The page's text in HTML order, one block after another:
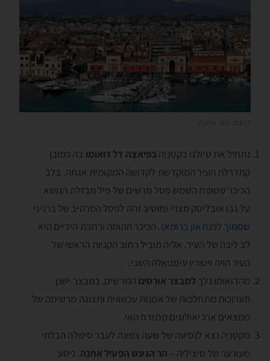
נתחיל את טיולנו בקטָנְיָה בפּיאצָה דל דוּאומו בה כמובן
קתדרלת העיר המוקדשת לקדושה המקומית אגתה. בלב
הכיכר שטופת השמש פסל מרשים של פיל מבזלת הנושא
על גבו אובליסק מצרי (מוטיב זהה לפסל המרהיב של בּרניני
שסמוך לפנתאון ברומא). הכיכר ההומה ורחבת הידיים היא
לב ליבה של העיר. אליה מוביל רחוב הקניות הראשי של
העיר הויה ויטוריו עימנואלה השני.
מהדוּאומו נלך למבצר אוּרְסינו המרשים. במבצר ישנן
תערוכות מתחלפות של אמנות עכשווית ותצוגה מרשימה של
ממצאים ארכיאולוגים ממזרח האי.
מקטָנְיָה נצא לנסיעה של שעה צפונה לעבר סימלה הבלתי
מעורער של סיציליה – הר הגעש הפעיל אֶתְנָה. ניסע